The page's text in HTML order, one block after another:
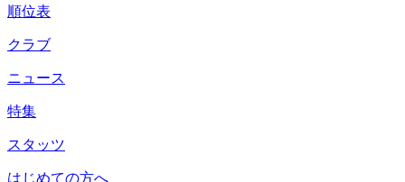
順位表
クラブ
ニュース
特集
スタッツ
はじめての方へ